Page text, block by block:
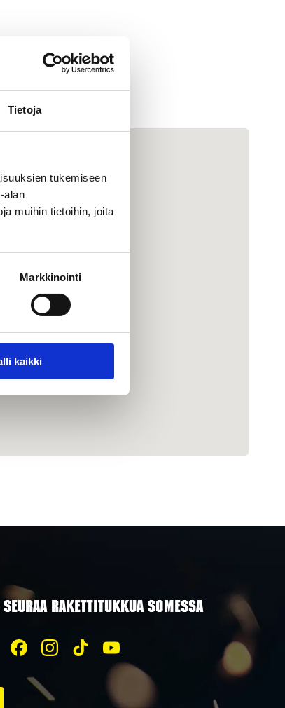
Tietoja
tukemiseen
alan
muihin tietoihin, joita
Markkinointi
kaikki
SEURAA RAKETTITUKKUA SOMESSA